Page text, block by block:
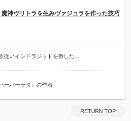
魔神ヴリトラを生みヴァジュラを作った技巧
従いインドラジットを倒した…
ーバーラタ』の作者
RETURN TOP